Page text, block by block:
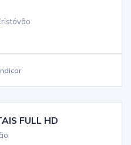
FULL HD